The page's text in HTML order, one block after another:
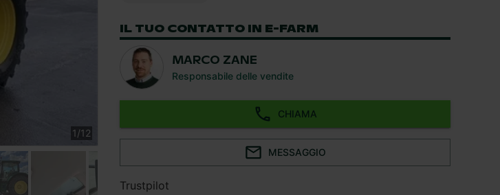
1/12
IL TUO CONTATTO IN E-FARM
MARCO ZANE
Responsabile delle vendite
CHIAMA
MESSAGGIO
Trustpilot